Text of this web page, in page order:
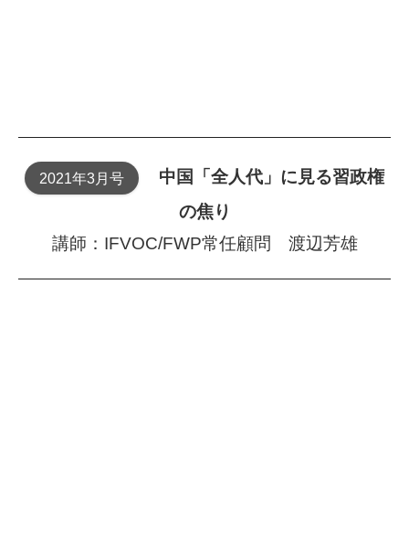
2021年3月号
中国「全人代」に見る習政権
の焦り
講師：IFVOC/FWP常任顧問 渡辺芳雄